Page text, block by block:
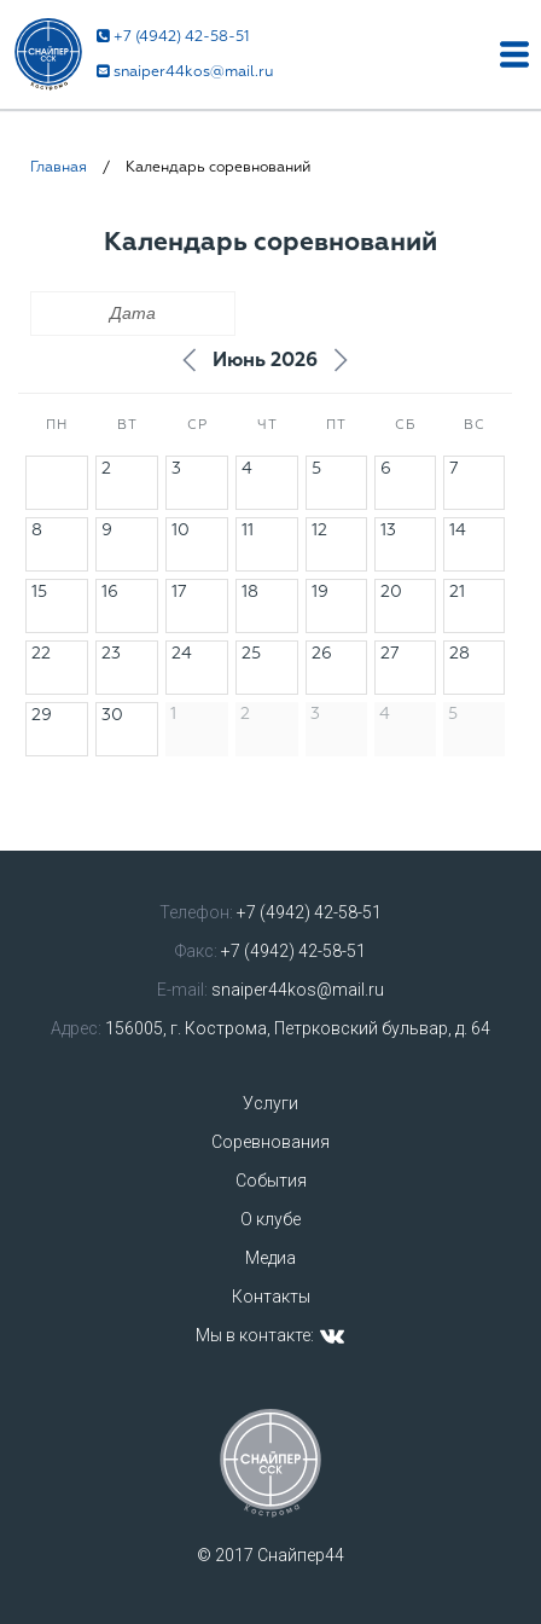
+7 (4942) 42-58-51
snaiper44kos@mail.ru
Главная / Календарь соревнований
Календарь соревнований
Июнь 2026
ПН ВТ СР ЧТ ПТ СБ ВС
2 3 4 5 6 7
8 9 10 11 12 13 14
15 16 17 18 19 20 21
22 23 24 25 26 27 28
29 30 1 2 3 4 5
Телефон: +7 (4942) 42-58-51
Факс: +7 (4942) 42-58-51
E-mail: snaiper44kos@mail.ru
Адрес: 156005, г. Кострома, Петрковский бульвар, д. 64
Услуги
Соревнования
События
О клубе
Медиа
Контакты
Мы в контакте:
© 2017 Снайпер44